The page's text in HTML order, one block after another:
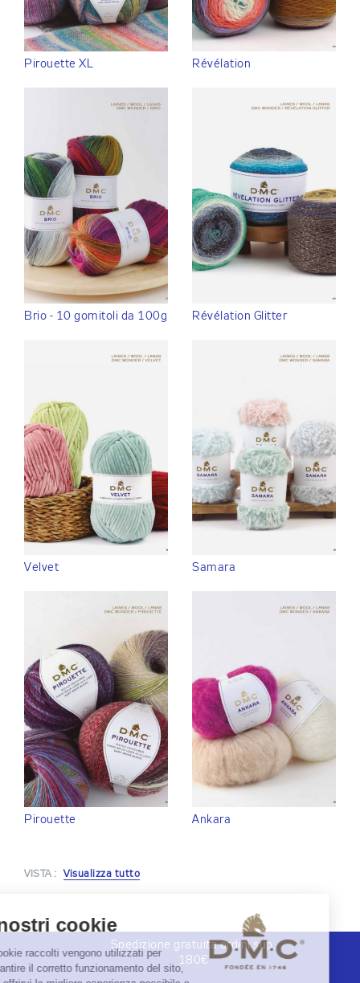
Pirouette XL Révélation
Brio - 10 gomitoli da 100g Révélation Glitter
Velvet Samara
Pirouette Ankara
VISTA : Visualizza tutto
Spedizione gratuita ordini sup.
180€